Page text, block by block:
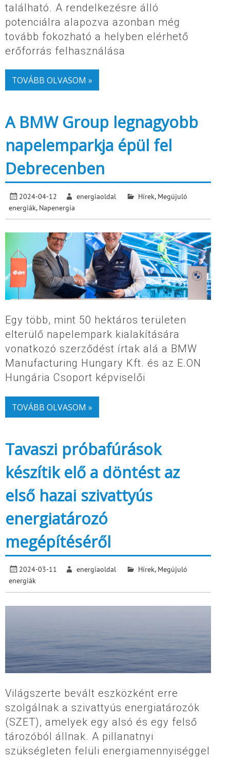
található. A rendelkezésre álló
potenciálra alapozva azonban még
tovább fokozható a helyben elérhető
erőforrás felhasználása
TOVÁBB OLVASOM »
A BMW Group legnagyobb
napelemparkja épül fel
Debrecenben
2024-04-12 energiaoldal Hírek, Megújuló
energiák, Napenergia
Egy több, mint 50 hektáros területen
elterülő napelempark kialakítására
vonatkozó szerződést írtak alá a BMW
Manufacturing Hungary Kft. és az E.ON
Hungária Csoport képviselői
TOVÁBB OLVASOM »
Tavaszi próbafúrások
készítik elő a döntést az
első hazai szivattyús
energiatározó
megépítéséről
2024-03-11 energiaoldal Hírek, Megújuló
energiák
Világszerte bevált eszközként erre
szolgálnak a szivattyús energiatározók
(SZET), amelyek egy alsó és egy felső
tározóból állnak. A pillanatnyi
szükségleten felüli energiamennyiséggel